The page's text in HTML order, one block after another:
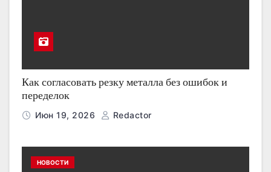
Как согласовать резку металла без ошибок и
переделок
Июн 19, 2026 Redactor
НОВОСТИ